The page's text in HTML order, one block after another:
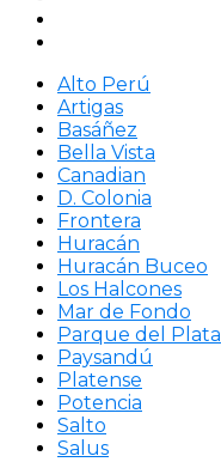
Alto Perú
Artigas
Basáñez
Bella Vista
Canadian
D. Colonia
Frontera
Huracán
Huracán Buceo
Los Halcones
Mar de Fondo
Parque del Plata
Paysandú
Platense
Potencia
Salto
Salus